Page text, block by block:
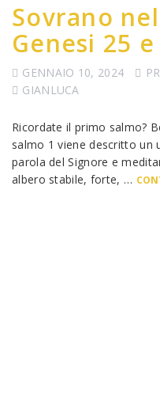
Sovrano
Genesi 25 e
GENNAIO 10, 2024
GIANLUCA
Ricordate il primo salmo?
salmo 1 viene descritto un
parola del Signore e
albero stabile, forte, …